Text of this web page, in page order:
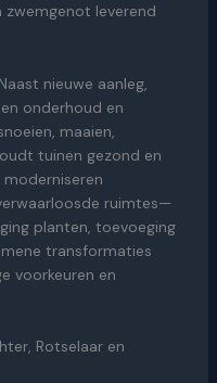
leverend
nieuwe aanleg,
onderhoud en
maaien,
tuinen gezond en
ruimtes—
planten, toevoeging
transformaties
voorkeuren en
Rotselaar en